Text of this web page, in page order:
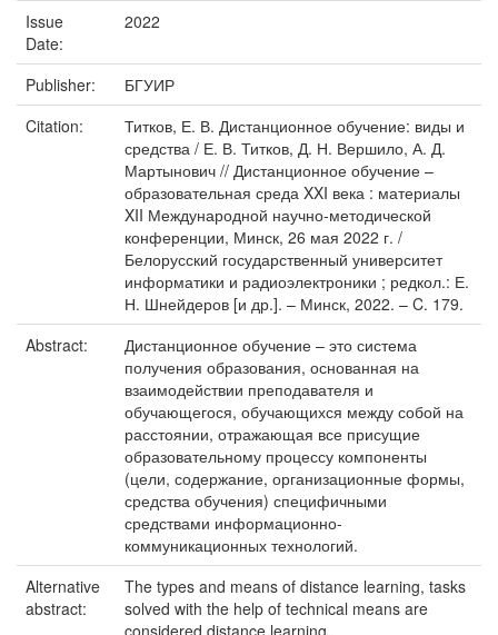
Issue
Date:
2022
Publisher:
БГУИР
Citation:
Титков, Е. В. Дистанционное обучение: виды и
средства / Е. В. Титков, Д. Н. Вершило, А. Д.
Мартынович // Дистанционное обучение –
образовательная среда XXI века : материалы
XII Международной научно-методической
конференции, Минск, 26 мая 2022 г. /
Белорусский государственный университет
информатики и радиоэлектроники ; редкол.: Е.
Н. Шнейдеров [и др.]. – Минск, 2022. – C. 179.
Abstract:
Дистанционное обучение – это система
получения образования, основанная на
взаимодействии преподавателя и
обучающегося, обучающихся между собой на
расстоянии, отражающая все присущие
образовательному процессу компоненты
(цели, содержание, организационные формы,
средства обучения) специфичными
средствами информационно-
коммуникационных технологий.
Alternative
abstract:
The types and means of distance learning, tasks
solved with the help of technical means are
considered distance learning.